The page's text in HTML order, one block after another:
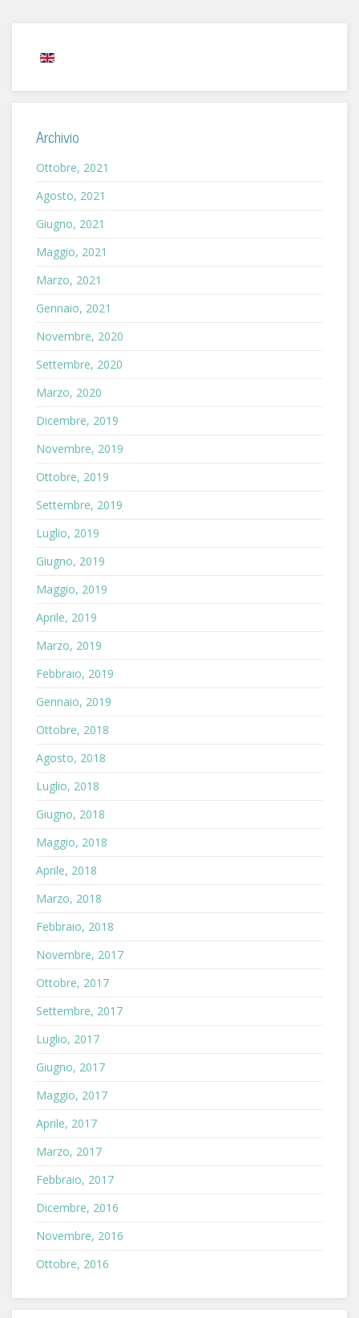
Archivio
Ottobre, 2021
Agosto, 2021
Giugno, 2021
Maggio, 2021
Marzo, 2021
Gennaio, 2021
Novembre, 2020
Settembre, 2020
Marzo, 2020
Dicembre, 2019
Novembre, 2019
Ottobre, 2019
Settembre, 2019
Luglio, 2019
Giugno, 2019
Maggio, 2019
Aprile, 2019
Marzo, 2019
Febbraio, 2019
Gennaio, 2019
Ottobre, 2018
Agosto, 2018
Luglio, 2018
Giugno, 2018
Maggio, 2018
Aprile, 2018
Marzo, 2018
Febbraio, 2018
Novembre, 2017
Ottobre, 2017
Settembre, 2017
Luglio, 2017
Giugno, 2017
Maggio, 2017
Aprile, 2017
Marzo, 2017
Febbraio, 2017
Dicembre, 2016
Novembre, 2016
Ottobre, 2016